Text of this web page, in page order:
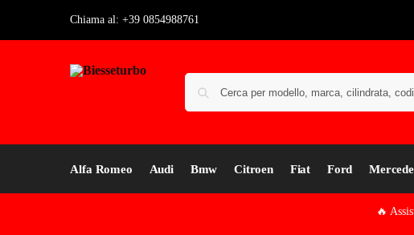
Chiama al: +39 0854988761
Alfa Romeo Audi Bmw Citroen Fiat Ford
🔥